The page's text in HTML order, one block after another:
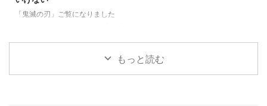
ない＝上がるエンジンがない2 そ
んな自分がこんな傾向に陥ってい
「鬼滅の刃」ご覧になりました
はそんなことない、作者にとても
敬意を表したく。稚拙ながら僕な
もっと読む